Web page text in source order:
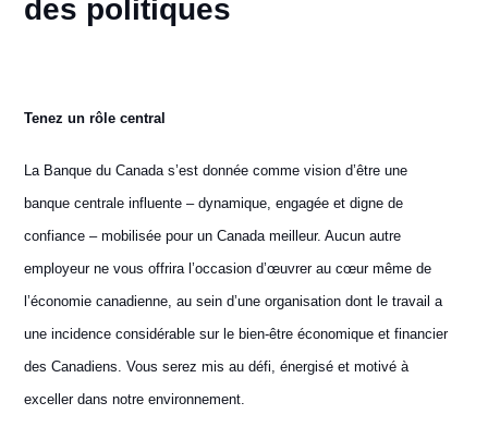
des politiques
Tenez un rôle central
La Banque du Canada s’est donnée comme vision d’être une
banque centrale influente – dynamique, engagée et digne de
confiance – mobilisée pour un Canada meilleur. Aucun autre
employeur ne vous offrira l’occasion d’œuvrer au cœur même de
l’économie canadienne, au sein d’une organisation dont le travail a
une incidence considérable sur le bien-être économique et financier
des Canadiens. Vous serez mis au défi, énergisé et motivé à
exceller dans notre environnement.